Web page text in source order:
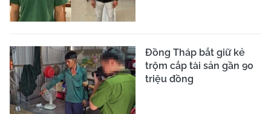
Đồng Tháp bắt giữ kẻ
trộm cắp tài sản gần 90
triệu đồng